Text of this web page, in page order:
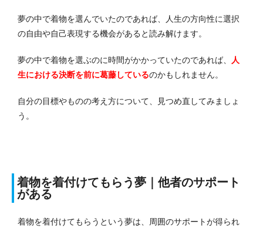
夢の中で着物を選んでいたのであれば、人生の方向性に選択
の自由や自己表現する機会があると読み解けます。
夢の中で着物を選ぶのに時間がかかっていたのであれば、
人
生における決断を前に葛藤しているのかもしれません。
自分の目標やものの考え方について、見つめ直してみましょ
う。
着物を着付けてもらう夢｜他者のサポート
がある
着物を着付けてもらうという夢は、周囲のサポートが得られ